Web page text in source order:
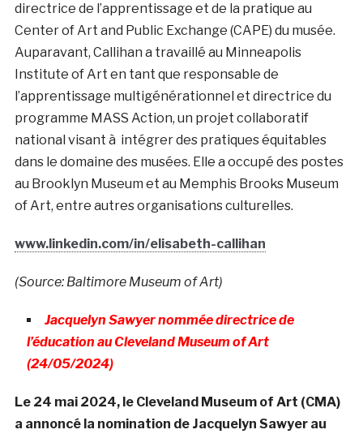
directrice de l’apprentissage et de la pratique au
Center of Art and Public Exchange (CAPE) du musée.
Auparavant, Callihan a travaillé au Minneapolis
Institute of Art en tant que responsable de
l’apprentissage multigénérationnel et directrice du
programme MASS Action, un projet collaboratif
national visant à intégrer des pratiques équitables
dans le domaine des musées. Elle a occupé des postes
au Brooklyn Museum et au Memphis Brooks Museum
of Art, entre autres organisations culturelles.
www.linkedin.com/in/elisabeth-callihan
(Source: Baltimore Museum of Art)
Jacquelyn Sawyer nommée directrice de
l’éducation au Cleveland Museum of Art
(24/05/2024)
Le 24 mai 2024, le Cleveland Museum of Art (CMA)
a annoncé la nomination de Jacquelyn Sawyer au